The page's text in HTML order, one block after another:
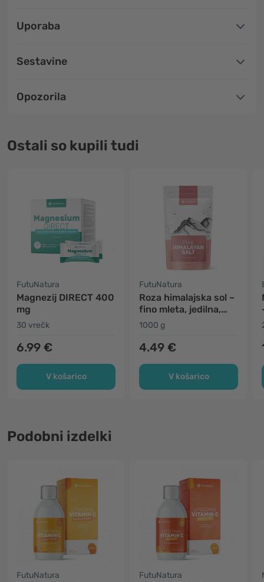
Uporaba
Sestavine
Opozorila
Ostali so kupili tudi
FutuNatura
Magnezij DIRECT 400
mg
30 vrečk
6.99 €
V košarico
FutuNatura
Roza himalajska sol –
fino mleta, jedilna,
kamena, nejodirana
1000 g
4.49 €
V košarico
Podobni izdelki
FutuNatura FutuNatura